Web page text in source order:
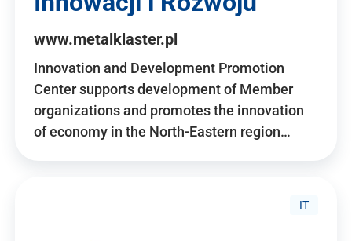
www.metalklaster.pl
Innovation and Development Promotion
Center supports development of Member
organizations and promotes the innovation
of economy in the North-Eastern region…
IT